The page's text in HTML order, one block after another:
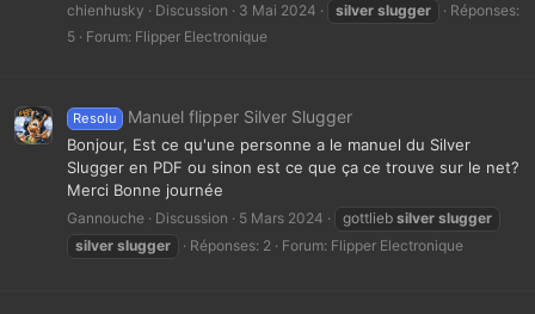
chienhusky Discussion 3 Mai 2024 silver slugger
Réponses:
5
Forum: Flipper Electronique
Resolu Manuel flipper Silver Slugger
Bonjour, Est ce qu'une personne a le manuel du Silver
Slugger en PDF ou sinon est ce que ça ce trouve sur le net?
Merci Bonne journée
Gannouche Discussion 5 Mars 2024 gottlieb silver slugger
silver slugger Réponses: 2 Forum: Flipper Electronique